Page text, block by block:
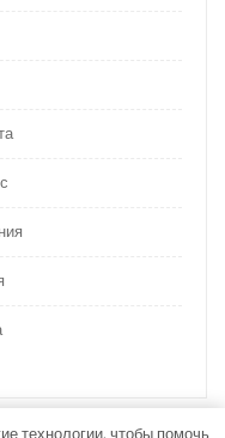
технологии, чтобы помочь